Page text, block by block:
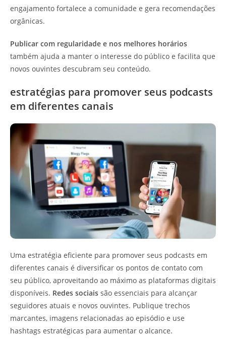
engajamento fortalece a comunidade e gera recomendações
orgânicas.
Publicar com regularidade e nos melhores horários
também ajuda a manter o interesse do público e facilita que
novos ouvintes descubram seu conteúdo.
estratégias para promover seus podcasts
em diferentes canais
Uma estratégia eficiente para promover seus podcasts em
diferentes canais é diversificar os pontos de contato com
seu público, aproveitando ao máximo as plataformas digitais
disponíveis. Redes sociais são essenciais para alcançar
seguidores atuais e novos ouvintes. Publique trechos
marcantes, imagens relacionadas ao episódio e use
hashtags estratégicas para aumentar o alcance.